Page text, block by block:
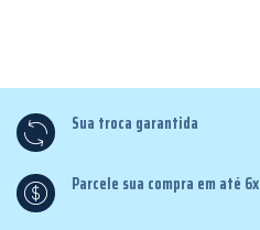
Sua troca garantida
Parcele sua compra em até 6x